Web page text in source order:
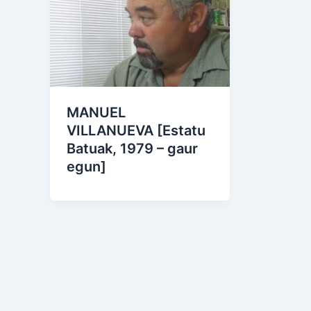
MANUEL
VILLANUEVA [Estatu
Batuak, 1979 – gaur
egun]